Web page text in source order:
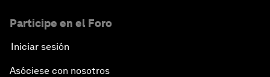
Participe en el Foro
Iniciar sesión
Asóciese con nosotros